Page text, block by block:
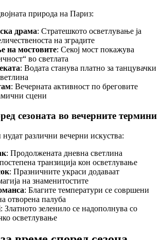
природа на Париз:
драма: Стратешкото осветлување ја
на зградите
на мостовите: Секој мост покажува
во светлата
: Водата станува платно за танцувачки
: Вечерната активност по бреговите
сцени
сезоната во вечерните термини
нудат различни вечерни искуства:
: Продолжената дневна светлина
транзиција кон осветлување
: Празничните украси додаваат
на знаменитостите
: Благите температури се совршени
отворена палуба
: Златното зеленило се надополнува со
осветлување